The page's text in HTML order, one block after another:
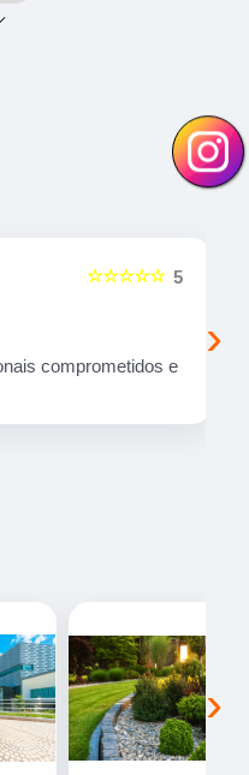
5
☆☆☆☆☆
comprometidos e
›
›